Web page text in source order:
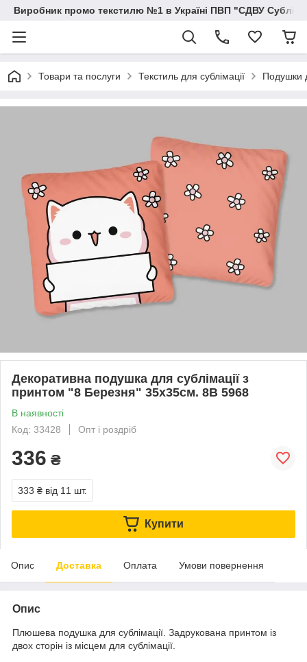
Виробник промо текстилю №1 в Україні ПВП "СДВУ
Товари та послуги Текстиль для сублімації Подушки
Декоративна подушка для сублімації з
принтом "8 Березня" 35х35см. 8В 5968
В наявності
Код: 33428
Опт і роздріб
336 ₴
333 ₴ від 11 шт.
Купити
Опис Доставка Оплата Умови повернення
Опис
Плюшева подушка для сублімації. Задрукована принтом із
двох сторін із місцем для сублімації.